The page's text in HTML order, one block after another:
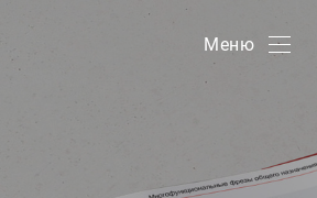
Меню